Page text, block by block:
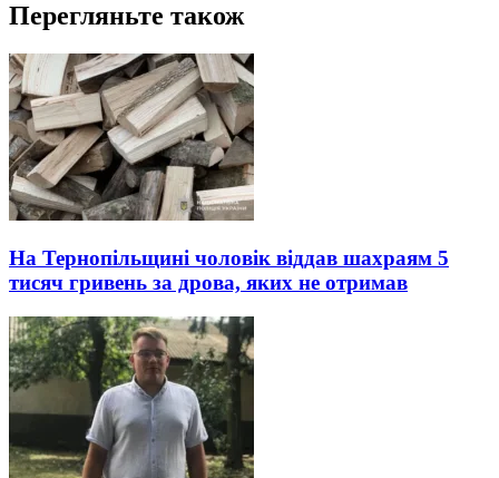
Перегляньте також
На Тернопільщині чоловік віддав шахраям 5
тисяч гривень за дрова, яких не отримав